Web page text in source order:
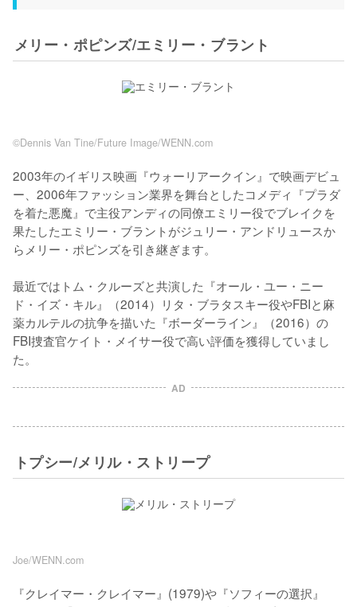
メリー・ポピンズ/エミリー・ブラント
©Dennis Van Tine/Future Image/WENN.com
2003年のイギリス映画『ウォーリアークイン』で映画デビュ
ー、2006年ファッション業界を舞台としたコメディ『プラダ
を着た悪魔』で主役アンディの同僚エミリー役でブレイクを
果たしたエミリー・ブラントがジュリー・アンドリュースか
らメリー・ポピンズを引き継ぎます。
最近ではトム・クルーズと共演した『オール・ユー・ニー
ド・イズ・キル』（2014）リタ・ブラタスキー役やFBIと麻
薬カルテルの抗争を描いた『ボーダーライン』（2016）の
FBI捜査官ケイト・メイサー役で高い評価を獲得していまし
た。
AD
トプシー/メリル・ストリープ
Joe/WENN.com
『クレイマー・クレイマー』(1979)や『ソフィーの選択』